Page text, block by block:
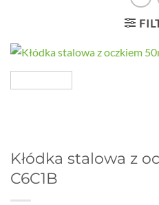
Kłódka stalowa z
C6C1B